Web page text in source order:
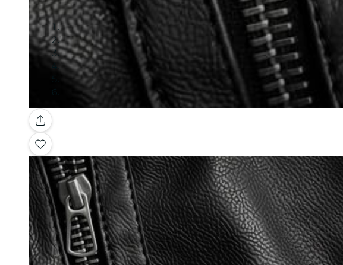
Galerie